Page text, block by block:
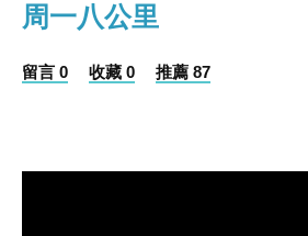
周一八公里
留言 0 收藏 0 推薦 87